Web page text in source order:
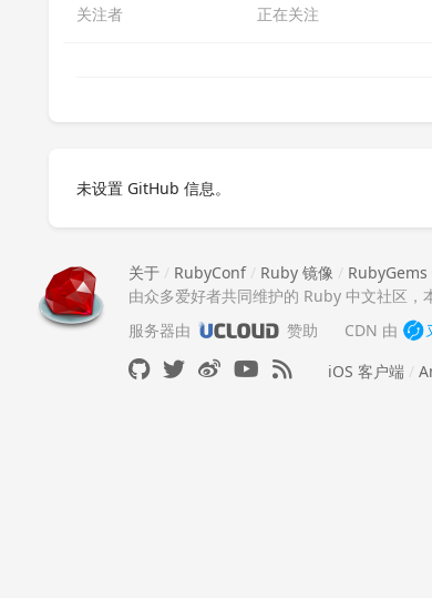
关注者 正在关注
未设置 GitHub 信息。
关于 / RubyConf/ Ruby 镜像 / RubyGems
由众多爱好者共同维护的 Ruby 中文社区，
服务器由
赞助 CDN 由
iOS 客户端 /